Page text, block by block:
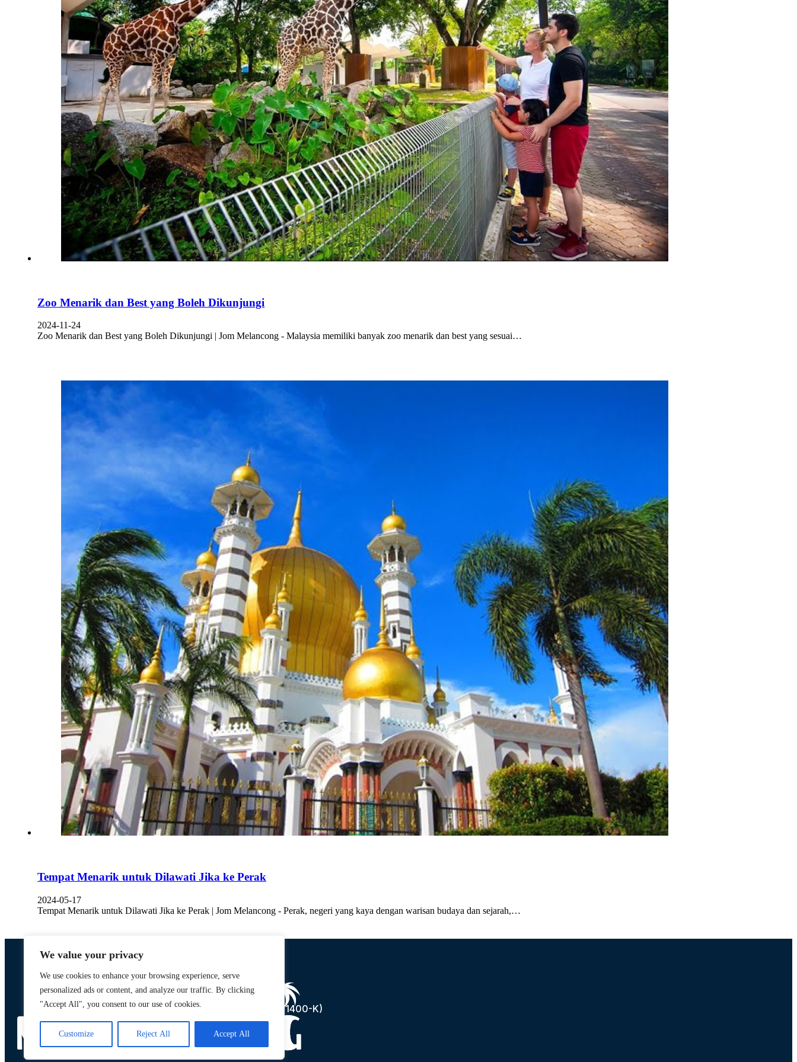
We value your privacy
We use cookies to enhance your browsing experience, serve
personalized ads or content, and analyze our traffic. By clicking
"Accept All", you consent to our use of cookies.
Customize Reject All Accept All
Zoo Menarik dan Best yang Boleh Dikunjungi
2024-11-24
Zoo Menarik dan Best yang Boleh Dikunjungi | Jom Melancong - Malaysia memiliki banyak zoo menarik dan best yang sesuai…
Tempat Menarik untuk Dilawati Jika ke Perak
2024-05-17
Tempat Menarik untuk Dilawati Jika ke Perak | Jom Melancong - Perak, negeri yang kaya dengan warisan budaya dan sejarah,…
Designed by,
Khalifah Media Networks (M) Sdn Bhd
(1241400-K)